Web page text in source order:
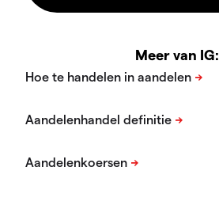
Meer van IG: